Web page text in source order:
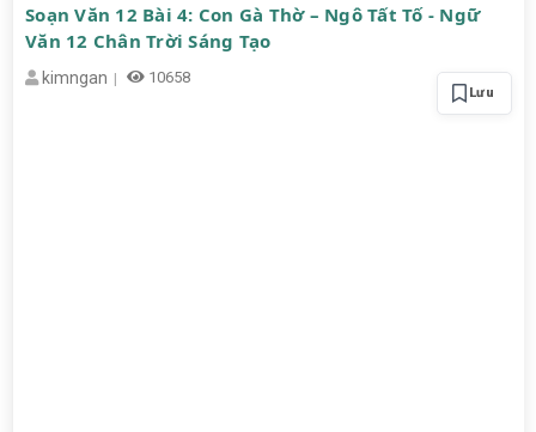
Soạn Văn 12 Bài 4: Con Gà Thờ – Ngô Tất Tố - Ngữ
Văn 12 Chân Trời Sáng Tạo
kimngan 10658
Lưu